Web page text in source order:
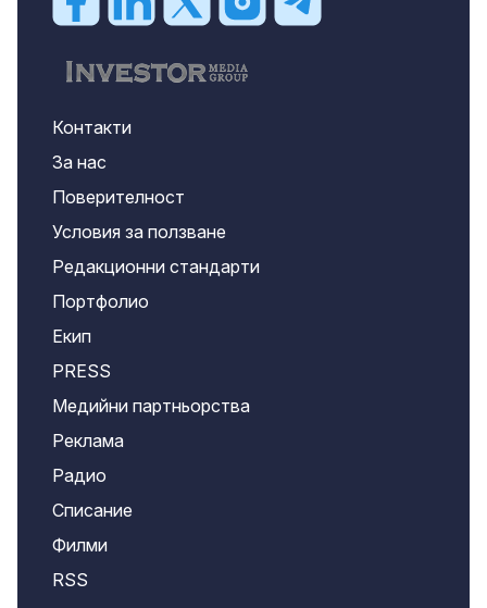
Контакти
За нас
Поверителност
Условия за ползване
Редакционни стандарти
Портфолио
Екип
PRESS
Медийни партньорства
Реклама
Радио
Списание
Филми
RSS